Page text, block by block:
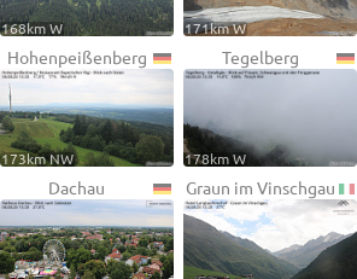
168km W 171km W
Hohenpeißenberg
173km NW
Tegelberg
178km W
Dachau Graun im Vinschgau